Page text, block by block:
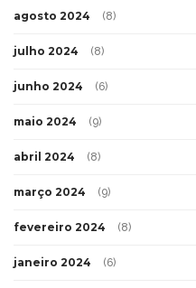
agosto 2024 (8)
julho 2024 (8)
junho 2024 (6)
maio 2024 (9)
abril 2024 (8)
março 2024 (9)
fevereiro 2024 (8)
janeiro 2024 (6)